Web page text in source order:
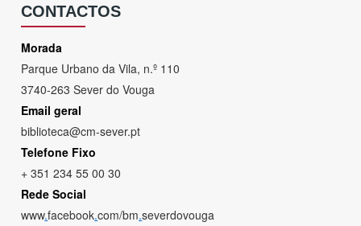
CONTACTOS
Morada
Parque Urbano da Vila, n.º 110
3740-263 Sever do Vouga
Email geral
biblioteca@cm-sever.pt
Telefone Fixo
+ 351 234 55 00 30
Rede Social
www.facebook.com/bm.severdovouga